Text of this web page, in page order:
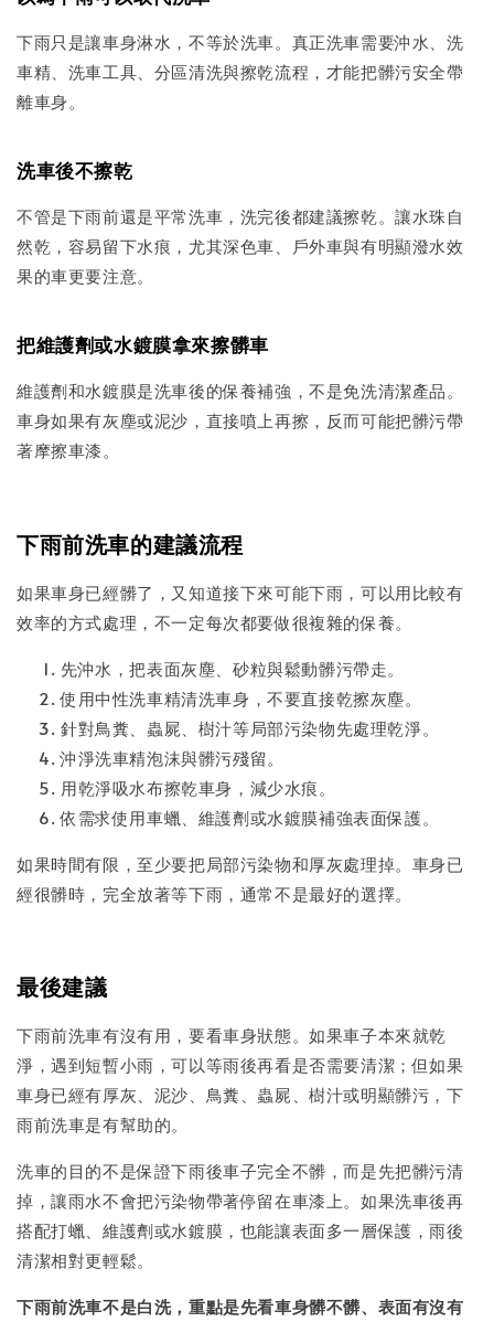
下雨只是讓車身淋水，不等於洗車。真正洗車需要沖水、洗
車精、洗車工具、分區清洗與擦乾流程，才能把髒污安全帶
離車身。
洗車後不擦乾
不管是下雨前還是平常洗車，洗完後都建議擦乾。讓水珠自
然乾，容易留下水痕，尤其深色車、戶外車與有明顯潑水效
果的車更要注意。
把維護劑或水鍍膜拿來擦髒車
維護劑和水鍍膜是洗車後的保養補強，不是免洗清潔產品。
車身如果有灰塵或泥沙，直接噴上再擦，反而可能把髒污帶
著摩擦車漆。
下雨前洗車的建議流程
如果車身已經髒了，又知道接下來可能下雨，可以用比較有
效率的方式處理，不一定每次都要做很複雜的保養。
先沖水，把表面灰塵、砂粒與鬆動髒污帶走。
使用中性洗車精清洗車身，不要直接乾擦灰塵。
針對鳥糞、蟲屍、樹汁等局部污染物先處理乾淨。
沖淨洗車精泡沫與髒污殘留。
用乾淨吸水布擦乾車身，減少水痕。
依需求使用車蠟、維護劑或水鍍膜補強表面保護。
如果時間有限，至少要把局部污染物和厚灰處理掉。車身已
經很髒時，完全放著等下雨，通常不是最好的選擇。
最後建議
下雨前洗車有沒有用，要看車身狀態。如果車子本來就乾
淨，遇到短暫小雨，可以等雨後再看是否需要清潔；但如果
車身已經有厚灰、泥沙、鳥糞、蟲屍、樹汁或明顯髒污，下
雨前洗車是有幫助的。
洗車的目的不是保證下雨後車子完全不髒，而是先把髒污清
掉，讓雨水不會把污染物帶著停留在車漆上。如果洗車後再
搭配打蠟、維護劑或水鍍膜，也能讓表面多一層保護，雨後
清潔相對更輕鬆。
下雨前洗車不是白洗，重點是先看車身髒不髒、表面有沒有